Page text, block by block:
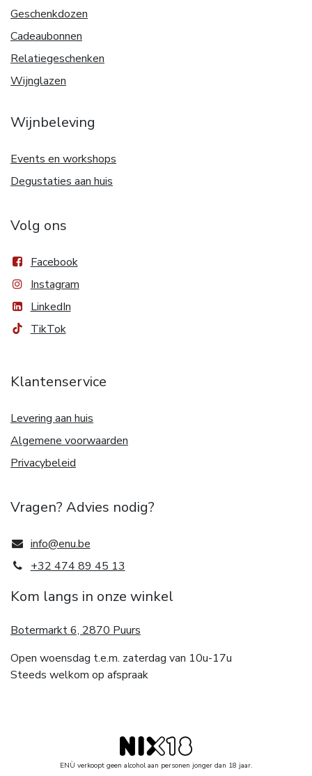
Geschenkdozen
Cadeaubonnen
Relatiegeschenken
Wijnglazen
Wijnbeleving
Events en workshops
Degustaties aan huis
Volg ons
Facebook
Instagram
LinkedIn
TikTok
Klantenservice
Levering aan huis
Algemene voorwaarden
Privacybeleid
Vragen? Advies nodig?
info@enu.be
+32 474 89 45 13
Kom langs in onze winkel
Botermarkt 6, 2870 Puurs
Open woensdag t.e.m. zaterdag van 10u-17u
Steeds welkom op afspraak
ENÙ verkoopt geen alcohol aan personen jonger dan 18 jaar.